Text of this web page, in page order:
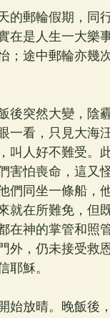
的郵輪假期，同
是人生一大樂
；途中郵輪亦幾
後突然大變，陰
一看，只見大海
叫人好不難受。
害怕喪命，這又
們同坐一條船，
就在所難免，但
在神的掌管和照
外，仍未接受救
耶穌。
放晴。晚飯後